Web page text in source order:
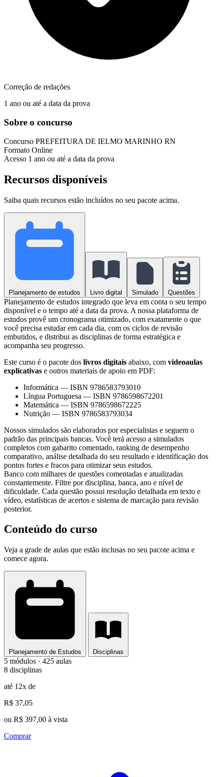
Correção de redações
1 ano ou até a data da prova
Sobre o concurso
Concurso PREFEITURA DE IELMO MARINHO RN
Formato Online
Acesso 1 ano ou até a data da prova
Recursos disponíveis
Saiba quais recursos estão incluídos no seu pacote acima.
Planejamento de estudos Livro digital Simulado Questões
Planejamento de estudos integrado que leva em conta o seu tempo
disponível e o tempo até a data da prova. A nossa plataforma de
estudos provê um cronograma otimizado, com exatamente o que
você precisa estudar em cada dia, com os ciclos de revisão
embutidos, e distribui as disciplinas de forma estratégica e
acompanha seu progresso.
Este curso é o pacote dos livros digitais abaixo, com videoaulas
explicativas e outros materiais de apoio em PDF:
Informática — ISBN 9786583793010
Língua Portuguesa — ISBN 9786598672201
Matemática — ISBN 9786598672225
Nutrição — ISBN 9786583793034
Nossos simulados são elaborados por especialistas e seguem o
padrão das principais bancas. Você terá acesso a simulados
completos com gabarito comentado, ranking de desempenho
comparativo, análise detalhada do seu resultado e identificação dos
pontos fortes e fracos para otimizar seus estudos.
Banco com milhares de questões comentadas e atualizadas
constantemente. Filtre por disciplina, banca, ano e nível de
dificuldade. Cada questão possui resolução detalhada em texto e
vídeo, estatísticas de acertos e sistema de marcação para revisão
posterior.
Conteúdo do curso
Veja a grade de aulas que estão inclusas no seu pacote acima e
comece agora.
Planejamento de Estudos Disciplinas
5 módulos · 425 aulas
8 disciplinas
até 12x de
R$ 37,05
ou R$ 397,00 à vista
Comprar